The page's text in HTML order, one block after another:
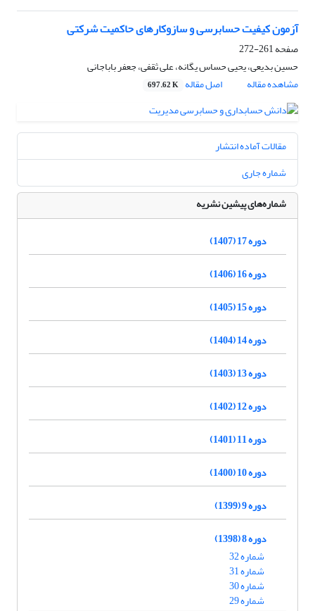
آزمون کیفیت حسابرسی و سازوکارهای حاکمیت شرکتی
صفحه261-272
حسین بدیعی، یحیی حساس یگانه، علی ثقفی، جعفر باباجانی
مشاهده مقاله
اصل مقاله 697.62 K
مقالات آماده انتشار
شماره جاری
شماره‌های پیشین نشریه
دوره 17 (1407)
دوره 16 (1406)
دوره 15 (1405)
دوره 14 (1404)
دوره 13 (1403)
دوره 12 (1402)
دوره 11 (1401)
دوره 10 (1400)
دوره 9 (1399)
دوره 8 (1398)
شماره 32
شماره 31
شماره 30
شماره 29